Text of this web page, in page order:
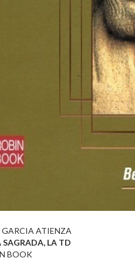
GARCIA ATIENZA
SAGRADA, LA TD
BOOK